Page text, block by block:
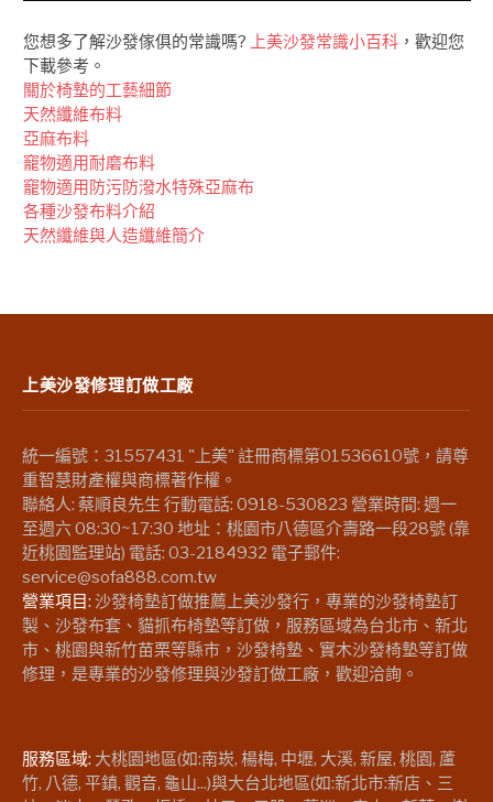
您想多了解沙發傢俱的常識嗎? 上美沙發常識小百科 ，歡迎您
下載參考。
關於椅墊的工藝細節
天然纖維布料
亞麻布料
竉物適用耐磨布料
竉物適用防污防潑水特殊亞麻布
各種沙發布料介紹
天然纖維與人造纖維簡介
上美沙發修理訂做工廠
統一編號：31557431 "上美" 註冊商標第01536610號，請尊
重智慧財產權與商標著作權。
聯絡人: 蔡順良先生 行動電話: 0918-530823 營業時間: 週一
至週六 08:30~17:30 地址：桃園市八德區介壽路一段28號 (靠
近桃園監理站) 電話: 03-2184932 電子郵件:
service@sofa888.com.tw
營業項目: 沙發椅墊訂做推薦上美沙發行，專業的沙發椅墊訂
製、沙發布套、貓抓布椅墊等訂做，服務區域為台北市、新北
市、桃園與新竹苗栗等縣市，沙發椅墊、實木沙發椅墊等訂做
修理，是專業的沙發修理與沙發訂做工廠，歡迎洽詢。
服務區域: 大桃園地區(如:南崁, 楊梅, 中壢, 大溪, 新屋, 桃園, 蘆
竹, 八德, 平鎮, 觀音, 龜山...)與大台北地區(如:新北市:新店、三